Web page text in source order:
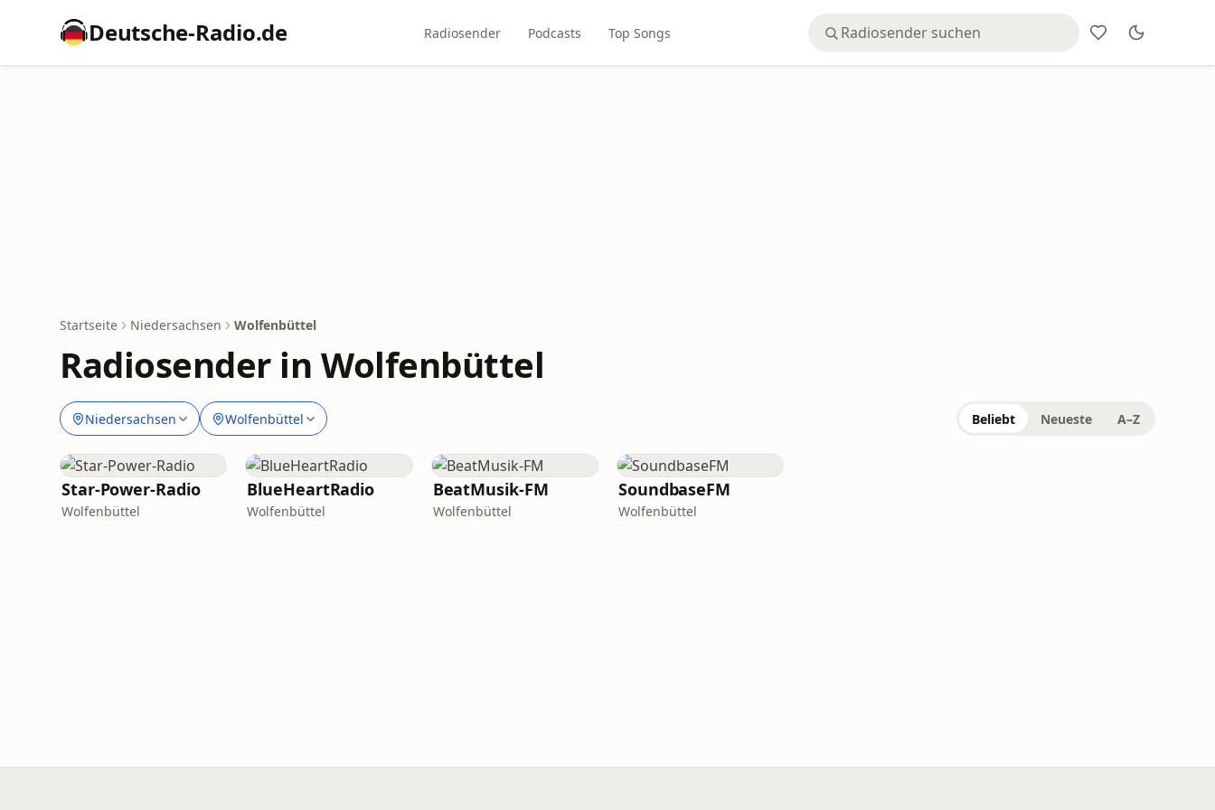
Deutsche-Radio.de Radiosender Podcasts Top Songs
Startseite Niedersachsen Wolfenbüttel
Radiosender in Wolfenbüttel
Niedersachsen Wolfenbüttel Beliebt Neueste A–Z
Star-Power-Radio
Wolfenbüttel
BlueHeartRadio
Wolfenbüttel
BeatMusik-FM
Wolfenbüttel
SoundbaseFM
Wolfenbüttel